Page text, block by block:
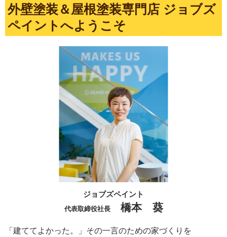
外壁塗装＆屋根塗装専門店 ジョブズ
ペイントへようこそ
ジョブズペイント
代表取締役社長 橋本 葵
「建ててよかった。」その一言のための家づくりを